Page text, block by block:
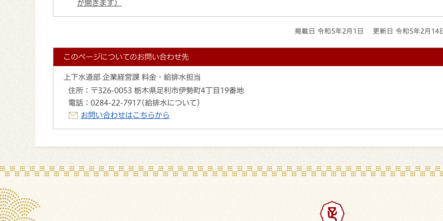
が開きます）
掲載日 令和5年2月1日 更新日 令和5年2月14
このページについてのお問い合わせ先
上下水道部 企業経営課 料金・給排水担当
住所： 〒326-0053 栃木県足利市伊勢町4丁目19番地
電話： 0284-22-7917(給排水について)
お問い合わせはこちらから